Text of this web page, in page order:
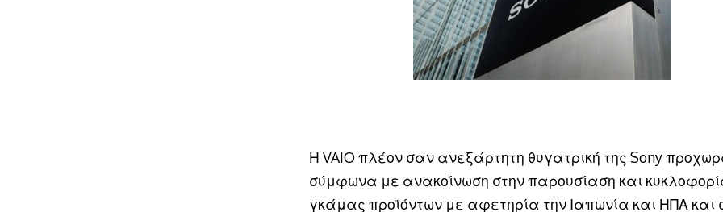
Η VAIO πλέον σαν ανεξάρτητη θυγατρική της Sony
σύμφωνα με ανακοίνωση στην παρουσίαση και
γκάμας προϊόντων με αφετηρία την Ιαπωνία και ΗΠΑ και